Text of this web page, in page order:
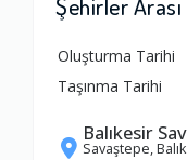
Şehirler Arası
Oluşturma Tarihi
Taşınma Tarihi
Balıkesir
Savaştepe,